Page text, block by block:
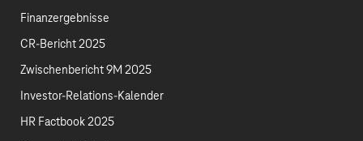
Finanzergebnisse
CR-Bericht 2025
Zwischenbericht 9M 2025
Investor-Relations-Kalender
HR Factbook 2025